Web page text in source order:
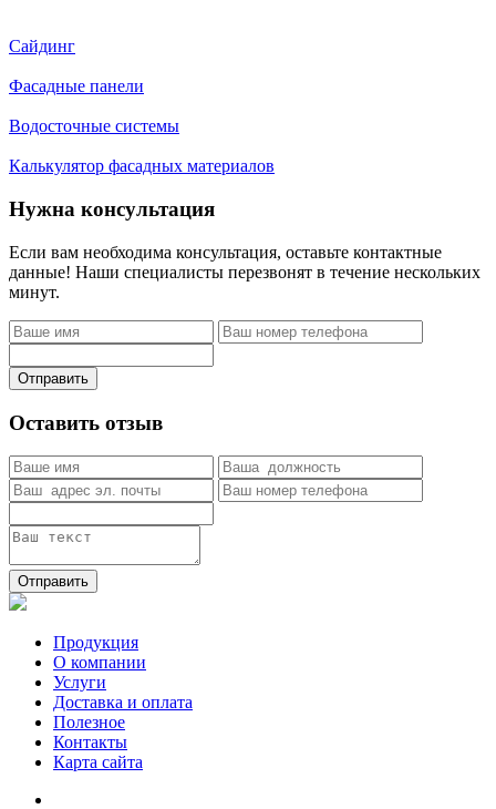
Сайдинг
Фасадные панели
Водосточные системы
Калькулятор фасадных материалов
Нужна консультация
Если вам необходима консультация, оставьте контактные
данные! Наши специалисты перезвонят в течение нескольких
минут.
Отправить
Оставить отзыв
Отправить
Продукция
О компании
Услуги
Доставка и оплата
Полезное
Контакты
Карта сайта